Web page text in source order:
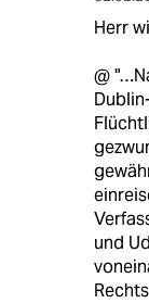
Herr
@
und